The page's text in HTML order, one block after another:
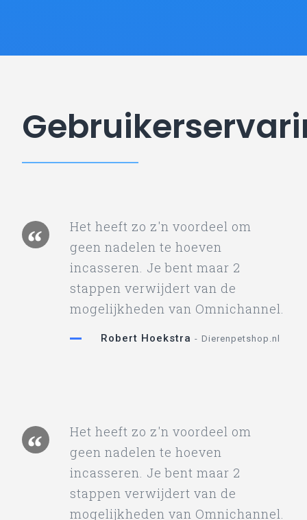
Het heeft zo z'n voordeel om
geen nadelen te hoeven
incasseren. Je bent maar 2
stappen verwijdert van de
mogelijkheden van Omnichannel.
Robert Hoekstra Dierenpetshop.nl
Het heeft zo z'n voordeel om
geen nadelen te hoeven
incasseren. Je bent maar 2
stappen verwijdert van de
mogelijkheden van Omnichannel.